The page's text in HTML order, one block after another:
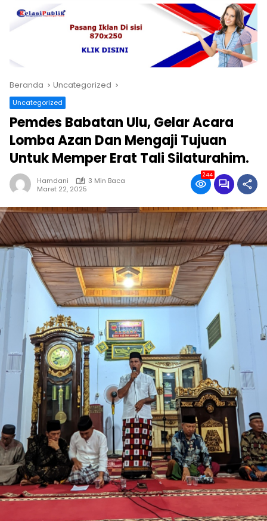
Beranda Uncategorized
Uncategorized
Pemdes Babatan Ulu, Gelar Acara
Lomba Azan Dan Mengaji Tujuan
Untuk Memper Erat Tali Silaturahim.
Hamdani
3 Min Baca
Maret 22, 2025
244